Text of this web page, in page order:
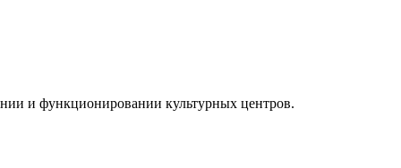
и функционировании культурных центров.